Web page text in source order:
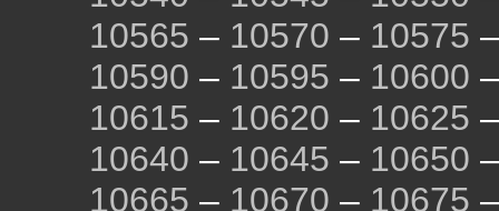
10565 – 10570 – 10575
10590 – 10595 – 10600
10615 – 10620 – 10625
10640 – 10645 – 10650
10665 – 10670 – 10675